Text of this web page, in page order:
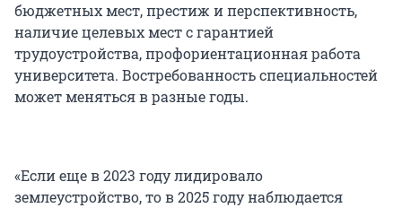
бюджетных мест, престиж и перспективность,
наличие целевых мест с гарантией
трудоустройства, профориентационная работа
университета. Востребованность специальностей
может меняться в разные годы.
«Если еще в 2023 году лидировало
землеустройство, то в 2025 году наблюдается